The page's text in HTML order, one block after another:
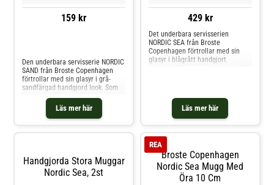
159 kr
Läs mer här
Den underbara servisserie NORDIC
SAND från Broste Copenhagen
förtrollar med sin glasyr i grå-
sandfärgad handgjord look. Som
handapplicerade glasyren
inspirerad av Skandinaviens mjuka
sandstränder.
429 kr
Läs mer här
Det underbara servisserien
NORDIC SEA från Broste
Copenhagen förtrollar med sin
glasyr i blågrått handgjort
Handgjorda Stora Muggar
Nordic Sea, 2st
Broste Copenhagen
Nordic Sea Mugg Med
Öra 10 Cm
REA